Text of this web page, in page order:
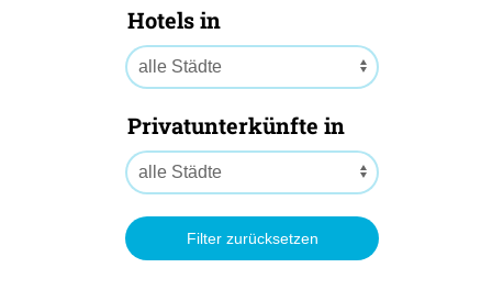
Hotels in
Privatunterkünfte in
Filter zurücksetzen